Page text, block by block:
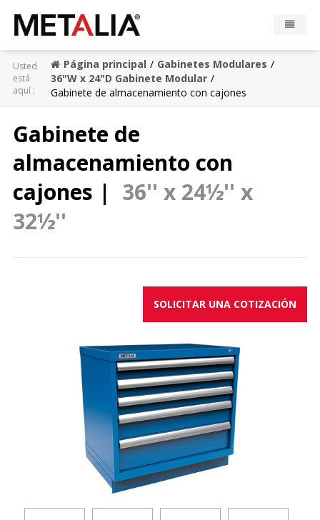
Productos
Galeria
Contacto
Usted
está
aquí :
Página principal
Gabinetes Modulares
36"W x 24"D Gabinete Modular
Gabinete de almacenamiento con cajones
Gabinete de
almacenamiento con
cajones | 36'' x 24½'' x
32½''
SOLICITAR UNA COTIZACIÓN